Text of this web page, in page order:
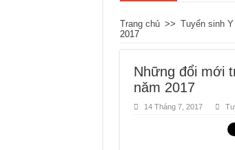
Trang chủ >> Tuyển sinh
2017
Những đổi mới
năm 2017
14 Tháng 7, 2017